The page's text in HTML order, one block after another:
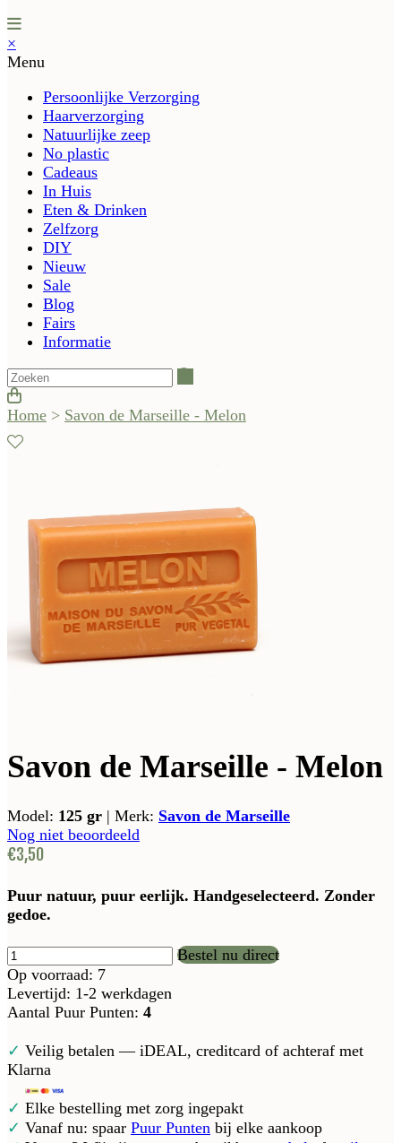
×
Menu
Persoonlijke Verzorging
Haarverzorging
Natuurlijke zeep
No plastic
Cadeaus
In Huis
Eten & Drinken
Zelfzorg
DIY
Nieuw
Sale
Blog
Fairs
Informatie
Home > Savon de Marseille - Melon
Savon de Marseille - Melon
Model: 125 gr | Merk: Savon de Marseille
Nog niet beoordeeld
€3,50
Puur natuur, puur eerlijk. Handgeselecteerd. Zonder
gedoe.
Bestel nu direct
Op voorraad: 7
Levertijd: 1-2 werkdagen
Aantal Puur Punten: 4
✓ Veilig betalen — iDEAL, creditcard of achteraf met
Klarna
✓ Elke bestelling met zorg ingepakt
✓ Vanaf nu: spaar Puur Punten bij elke aankoop